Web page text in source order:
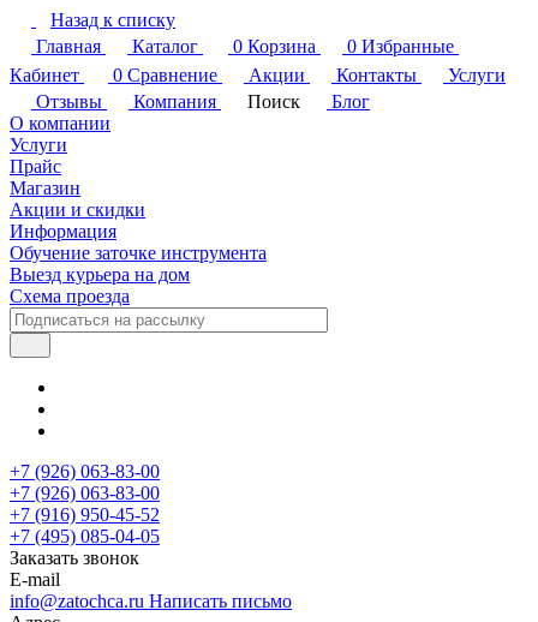
Назад к списку
Главная
Каталог 0 Корзина 0 Избранные
Кабинет
0 Сравнение Акции Контакты
Услуги
Отзывы
Компания Поиск
Блог
О компании
Услуги
Прайс
Магазин
Акции и скидки
Информация
Обучение заточке инструмента
Выезд курьера на дом
Схема проезда
+7 (926) 063-83-00
+7 (926) 063-83-00
+7 (916) 950-45-52
+7 (495) 085-04-05
Заказать звонок
E-mail
info@zatochca.ru Написать письмо